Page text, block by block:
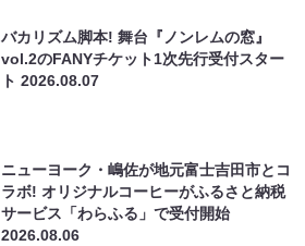
バカリズム脚本! 舞台『ノンレムの窓』
vol.2のFANYチケット1次先行受付スター
ト2026.08.07
ニューヨーク・嶋佐が地元富士吉田市とコ
ラボ! オリジナルコーヒーがふるさと納税
サービス「わらふる」で受付開始
2026.08.06